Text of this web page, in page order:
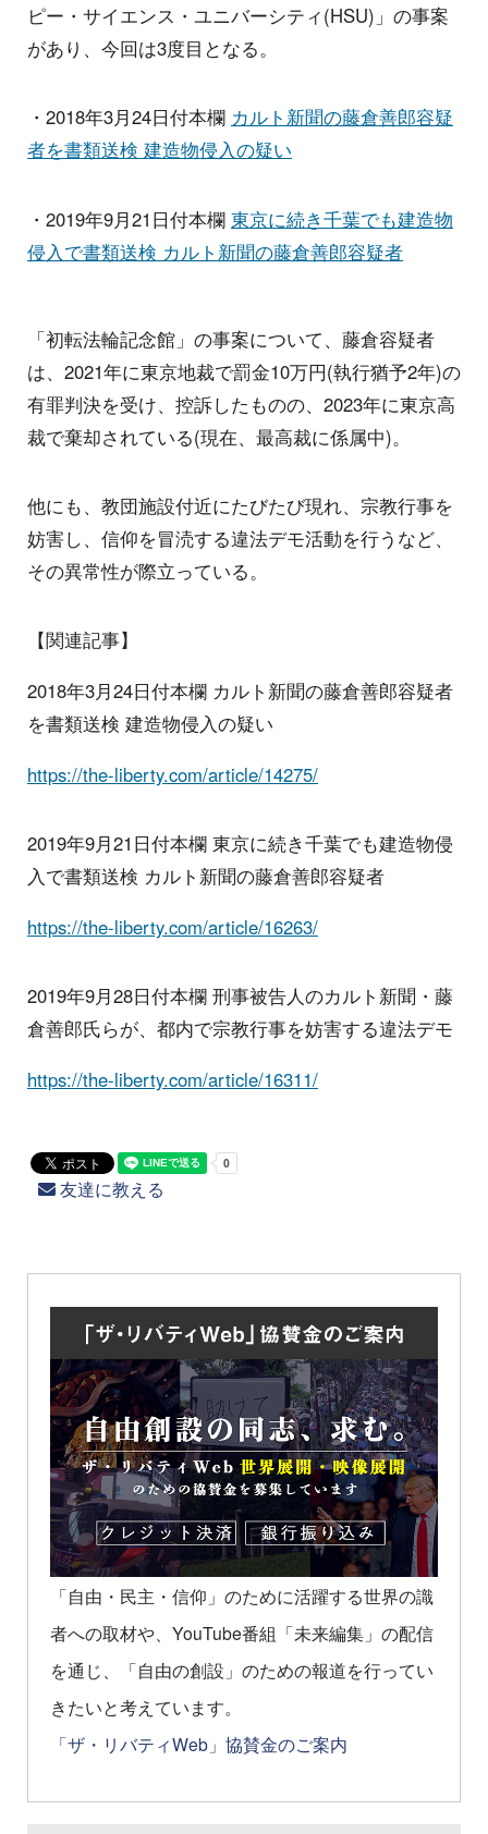
ピー・サイエンス・ユニバーシティ(HSU)」の事案
があり、今回は3度目となる。
・2018年3月24日付本欄 カルト新聞の藤倉善郎容疑
者を書類送検 建造物侵入の疑い
・2019年9月21日付本欄 東京に続き千葉でも建造物
侵入で書類送検 カルト新聞の藤倉善郎容疑者
「初転法輪記念館」の事案について、藤倉容疑者
は、2021年に東京地裁で罰金10万円(執行猶予2年)の
有罪判決を受け、控訴したものの、2023年に東京高
裁で棄却されている(現在、最高裁に係属中)。
他にも、教団施設付近にたびたび現れ、宗教行事を
妨害し、信仰を冒涜する違法デモ活動を行うなど、
その異常性が際立っている。
【関連記事】
2018年3月24日付本欄 カルト新聞の藤倉善郎容疑者
を書類送検 建造物侵入の疑い
https://the-liberty.com/article/14275/
2019年9月21日付本欄 東京に続き千葉でも建造物侵
入で書類送検 カルト新聞の藤倉善郎容疑者
https://the-liberty.com/article/16263/
2019年9月28日付本欄 刑事被告人のカルト新聞・藤
倉善郎氏らが、都内で宗教行事を妨害する違法デモ
https://the-liberty.com/article/16311/
友達に教える
「自由・民主・信仰」のために活躍する世界の識
者への取材や、YouTube番組「未来編集」の配信
を通じ、「自由の創設」のための報道を行ってい
きたいと考えています。
「ザ・リバティWeb」協賛金のご案内